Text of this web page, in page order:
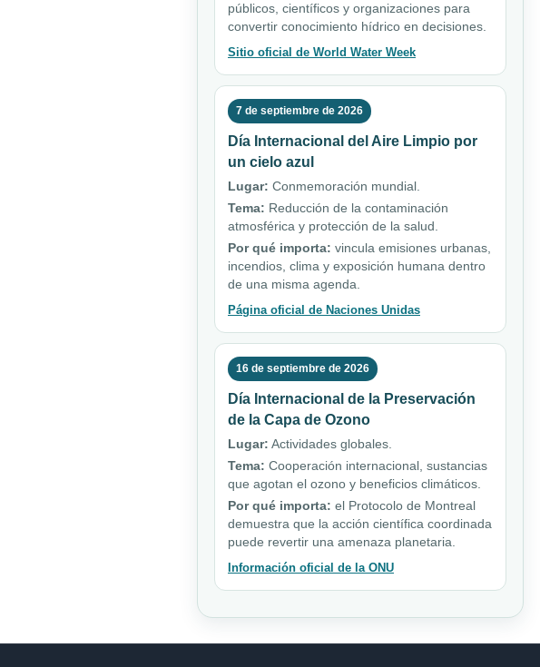
públicos, científicos y organizaciones para
convertir conocimiento hídrico en decisiones.
Sitio oficial de World Water Week
7 de septiembre de 2026
Día Internacional del Aire Limpio por
un cielo azul
Lugar: Conmemoración mundial.
Tema: Reducción de la contaminación
atmosférica y protección de la salud.
Por qué importa: vincula emisiones urbanas,
incendios, clima y exposición humana dentro
de una misma agenda.
Página oficial de Naciones Unidas
16 de septiembre de 2026
Día Internacional de la Preservación
de la Capa de Ozono
Lugar: Actividades globales.
Tema: Cooperación internacional, sustancias
que agotan el ozono y beneficios climáticos.
Por qué importa: el Protocolo de Montreal
demuestra que la acción científica coordinada
puede revertir una amenaza planetaria.
Información oficial de la ONU